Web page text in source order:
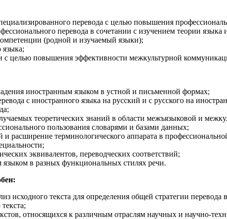
перевода с целью повышения
перевода в сочетании с изучением теории языка
(родной и изучаемый языки);
языка;
с целью повышения эффективности межкультурной
иностранным языком в устной и письменной формах;
с иностранного языка на русский и с русского на
теоретических знаний в области межъязыковой и
пользования словарями и базами данных;
и расширение терминологического аппарата в
эквивалентов, переводческих соответствий;
языком в разных функциональных стилях речи.
исходного текста для определения общей стратегии
относящихся к различным отраслям научных и научно-